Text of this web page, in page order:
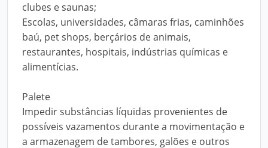
clubes e saunas;
Escolas, universidades, câmaras frias, caminhões
baú, pet shops, berçários de animais,
restaurantes, hospitais, indústrias químicas e
alimentícias.
Palete
Impedir substâncias líquidas provenientes de
possíveis vazamentos durante a movimentação e
a armazenagem de tambores, galões e outros